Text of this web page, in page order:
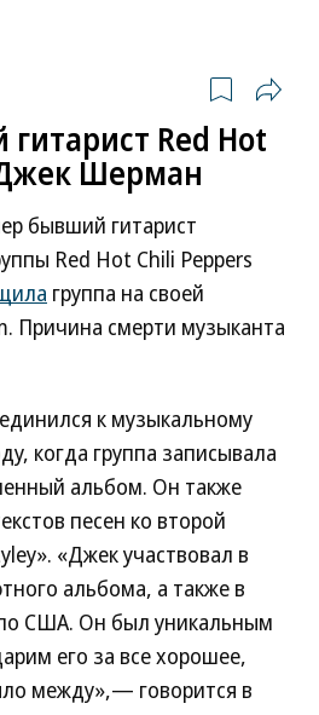
Red Hot
Шерман
бывший гитарист
Red Hot Chili Peppers
группа на своей
Причина смерти музыканта
к музыкальному
когда группа записывала
альбом. Он также
песен ко второй
«Джек участвовал в
альбома, а также в
США. Он был уникальным
его за все хорошее,
между»,— говорится в